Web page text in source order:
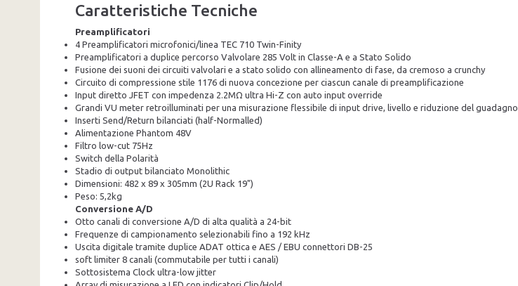
Caratteristiche Tecniche
Preamplificatori
4 Preamplificatori microfonici/linea TEC 710 Twin-Finity
Preamplificatori a duplice percorso Valvolare 285 Volt in Classe-A e a Stato Solido
Fusione dei suoni dei circuiti valvolari e a stato solido con allineamento di fase, da cremoso a crunchy
Circuito di compressione stile 1176 di nuova concezione per ciascun canale di preamplificazione
Input diretto JFET con impedenza 2.2MΩ ultra Hi-Z con auto input override
Grandi VU meter retroilluminati per una misurazione flessibile di input drive, livello e riduzione del guadagno
Inserti Send/Return bilanciati (half-Normalled)
Alimentazione Phantom 48V
Filtro low-cut 75Hz
Switch della Polarità
Stadio di output bilanciato Monolithic
Dimensioni: 482 x 89 x 305mm (2U Rack 19")
Peso: 5,2kg
Conversione A/D
Otto canali di conversione A/D di alta qualità a 24-bit
Frequenze di campionamento selezionabili fino a 192 kHz
Uscita digitale tramite duplice ADAT ottica e AES / EBU connettori DB-25
soft limiter 8 canali (commutabile per tutti i canali)
Sottosistema Clock ultra-low jitter